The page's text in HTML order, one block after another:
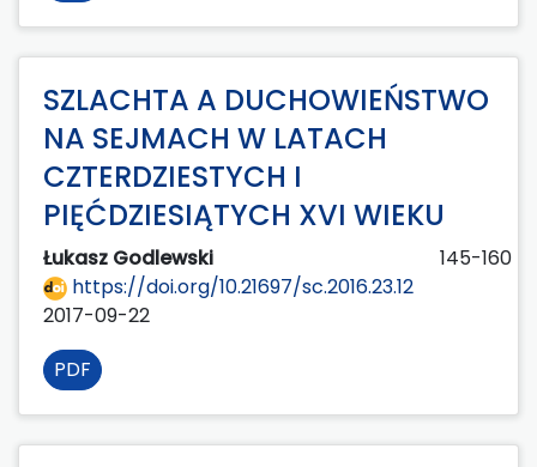
SZLACHTA A DUCHOWIEŃSTWO
NA SEJMACH W LATACH
CZTERDZIESTYCH I
PIĘĆDZIESIĄTYCH XVI WIEKU
Łukasz Godlewski
145-160
https://doi.org/10.21697/sc.2016.23.12
2017-09-22
PDF